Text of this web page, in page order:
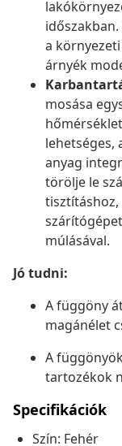
a
árnyék
mosása
lehetséges,
anyag
törölje le
tisztításhoz,
múlásával.
Jó tudni:
A függöny
magánélet
A
tartozékok
Specifikációk
Szín: Fehér